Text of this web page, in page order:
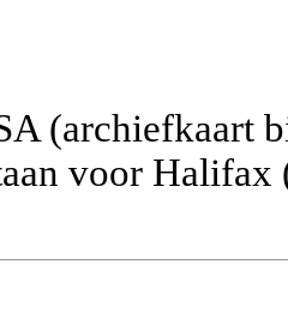
(archiefkaart
voor